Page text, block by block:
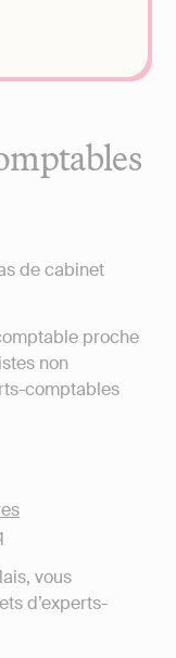
de cabinet
proche
non
comptables
vous
d’experts-